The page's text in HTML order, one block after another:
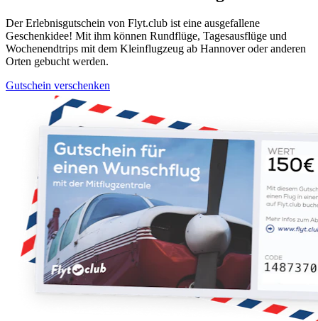
Der Erlebnisgutschein von Flyt.club ist eine ausgefallene
Geschenkidee! Mit ihm können Rundflüge, Tagesausflüge und
Wochenendtrips mit dem Kleinflugzeug ab Hannover oder anderen
Orten gebucht werden.
Gutschein verschenken